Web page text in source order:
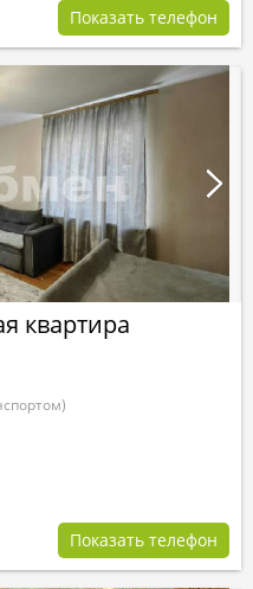
Показать телефон
квартира
Показать телефон